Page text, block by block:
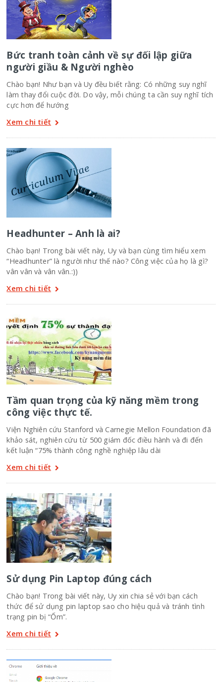
Bức tranh toàn cảnh về sự đối lập giữa
người giầu & Người nghèo
Chào bạn! Như bạn và Uy đều biết rằng: Có những suy nghĩ
làm thay đổi cuộc đời. Do vậy, mỗi chúng ta cần suy nghĩ tích
cực hơn để hướng
Xem chi tiết
Headhunter – Anh là ai?
Chào bạn! Trong bài viết này, Uy và bạn cùng tìm hiểu xem
“Headhunter” là người như thế nào? Công việc của họ là gì?
vân vân và vân vân.:))
Xem chi tiết
Tầm quan trọng của kỹ năng mềm trong
công việc thực tế.
Viện Nghiên cứu Stanford và Carnegie Mellon Foundation đã
khảo sát, nghiên cứu từ 500 giám đốc điều hành và đi đến
kết luận “75% thành công nghề nghiệp lâu dài
Xem chi tiết
Sử dụng Pin Laptop đúng cách
Chào bạn! Trong bài viết này, Uy xin chia sẻ với bạn cách
thức để sử dụng pin laptop sao cho hiệu quả và tránh tình
trạng pin bị “Ốm”.
Xem chi tiết